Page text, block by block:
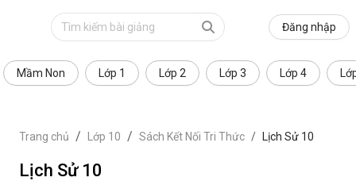
Đăng nhập
Mầm Non Lớp 1 Lớp 2 Lớp 3 Lớp 4
Trang chủ Lớp 10 Sách Kết Nối Tri Thức Lịch Sử 10
Lịch Sử 10